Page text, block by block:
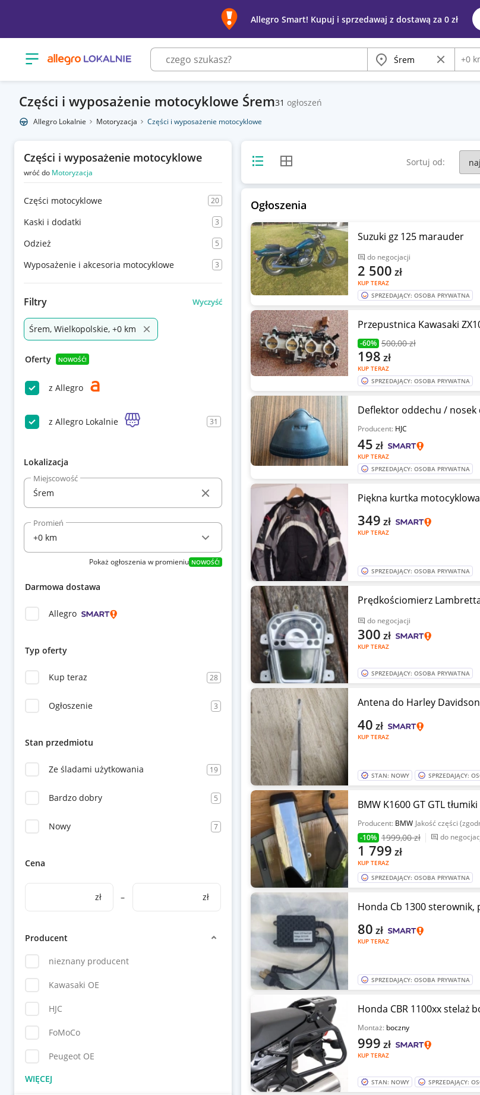
Allegro Smart! Kupuj i sprzedawaj z dostawą za 0 zł
Otwórz menu z kategoriami Miasto Wyczyść
+0
Części i wyposażenie motocyklowe Śrem31 ogłoszeń
Allegro Lokalnie Motoryzacja Części i wyposażenie motocyklowe
Części i wyposażenie motocyklowe
wróć do Motoryzacja
Części motocyklowe 20
Kaski i dodatki 3
Odzież 5
Wyposażenie i akcesoria motocyklowe 3
Filtry Wyczyść
Śrem, Wielkopolskie, +0 km
Oferty NOWOŚĆ!
z Allegro
z Allegro Lokalnie 31
Lokalizacja
Miejscowość
Promień
Pokaż ogłoszenia w promieniu NOWOŚĆ!
Darmowa dostawa
Allegro
Typ oferty
Kup teraz 28
Ogłoszenie 3
Stan przedmiotu
Ze śladami użytkowania 19
Bardzo dobry 5
Nowy 7
Cena
zł – zł
Producent
nieznany producent
Kawasaki OE
HJC
FoMoCo
Peugeot OE
Widok listyWidok siatki Sortuj od:
Ogłoszenia
Suzuki gz 125 marauder
do negocjacji
KUP TERAZ
2 500 zł
SPRZEDAJĄCY: OSOBA PRYWATNA
Przepustnica Kawasaki
-60% 500,00 zł
KUP TERAZ
198 zł
SPRZEDAJĄCY: OSOBA PRYWATNA
Deflektor oddechu / nosek
Producent: HJC
KUP TERAZ
45 zł
SPRZEDAJĄCY: OSOBA PRYWATNA
Piękna kurtka
KUP TERAZ
349 zł
SPRZEDAJĄCY: OSOBA PRYWATNA
Prędkościomierz
do negocjacji
KUP TERAZ
300 zł
SPRZEDAJĄCY: OSOBA PRYWATNA
Antena do Harley
KUP TERAZ
40 zł
STAN: NOWY SPRZEDAJĄCY:
BMW K1600 GT GTL
Producent: BMW Jakość części
-10% 1999,00 zł do
KUP TERAZ
1 799 zł
SPRZEDAJĄCY: OSOBA PRYWATNA
Honda Cb 1300 sterownik,
KUP TERAZ
80 zł
SPRZEDAJĄCY: OSOBA PRYWATNA
Honda CBR 1100xx stelaż
Montaż: boczny
KUP TERAZ
999 zł
STAN: NOWY SPRZEDAJĄCY: